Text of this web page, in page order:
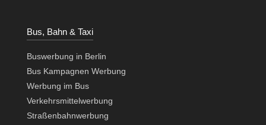
Bus, Bahn & Taxi
Buswerbung in Berlin
Bus Kampagnen Werbung
Werbung im Bus
Verkehrsmittelwerbung
Straßenbahnwerbung